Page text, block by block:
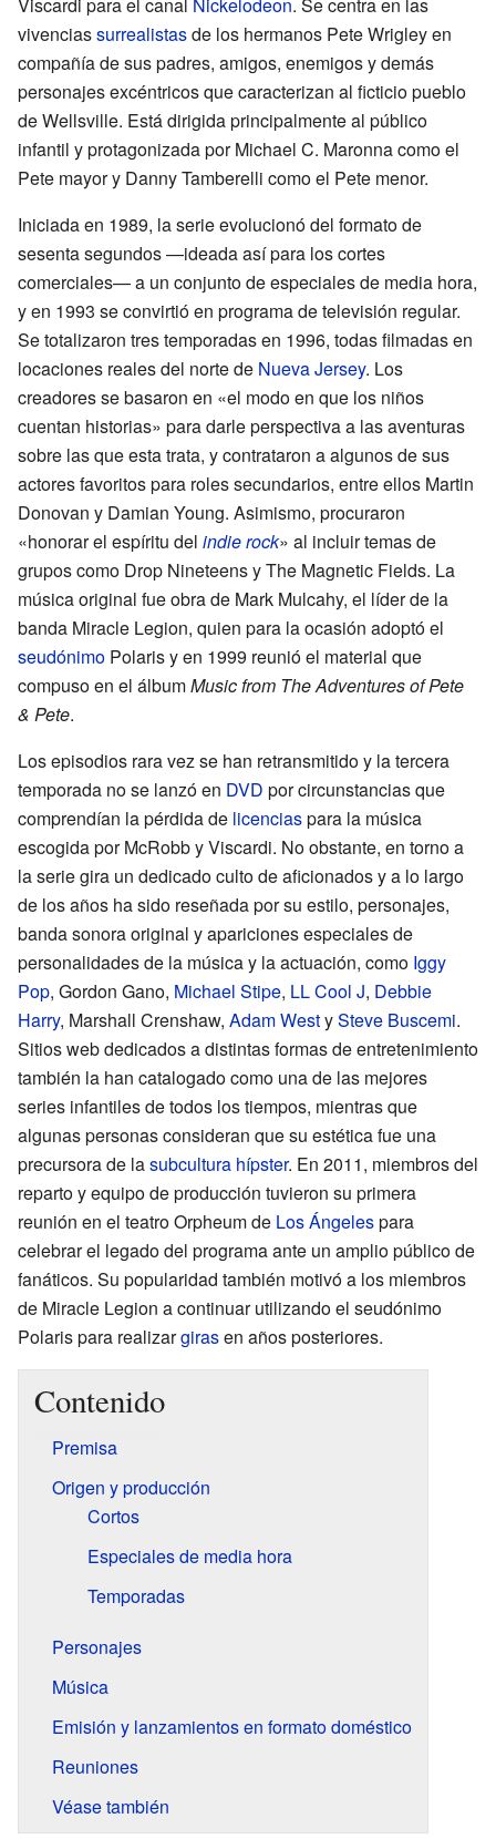
vivenciassurrealistasde los hermanos Pete Wrigley en
compañía de sus padres, amigos, enemigos y demás
personajes excéntricos que caracterizan al ficticio pueblo
de Wellsville. Está dirigida principalmente al público
infantil y protagonizada por Michael C. Maronna como el
Pete mayor y Danny Tamberelli como el Pete menor.
Iniciada en 1989, la serie evolucionó del formato de
sesenta segundos —ideada así para los cortes
comerciales— a un conjunto de especiales de media hora,
y en 1993 se convirtió en programa de televisión regular.
Se totalizaron tres temporadas en 1996, todas filmadas en
locaciones reales del norte de Nueva Jersey. Los
creadores se basaron en «el modo en que los niños
cuentan historias» para darle perspectiva a las aventuras
sobre las que esta trata, y contrataron a algunos de sus
actores favoritos para roles secundarios, entre ellos Martin
Donovan y Damian Young. Asimismo, procuraron
«honorar el espíritu del indie rock» al incluir temas de
grupos como Drop Nineteens y The Magnetic Fields. La
música original fue obra de Mark Mulcahy, el líder de la
banda Miracle Legion, quien para la ocasión adoptó el
seudónimo Polaris y en 1999 reunió el material que
compuso en el álbumMusic from The Adventures of Pete
& Pete.
Los episodios rara vez se han retransmitido y la tercera
temporada no se lanzó en DVD por circunstancias que
comprendían la pérdida de licenciaspara la música
escogida por McRobb y Viscardi. No obstante, en torno a
la serie gira un dedicado culto de aficionados y a lo largo
de los años ha sido reseñada por su estilo, personajes,
banda sonora original y apariciones especiales de
personalidades de la música y la actuación, como Iggy
Pop, Gordon Gano, Michael Stipe, LL Cool J, Debbie
Harry, Marshall Crenshaw, Adam WestySteve Buscemi.
Sitios web dedicados a distintas formas de entretenimiento
también la han catalogado como una de las mejores
series infantiles de todos los tiempos, mientras que
algunas personas consideran que su estética fue una
precursora de lasubcultura hípster. En 2011, miembros del
reparto y equipo de producción tuvieron su primera
reunión en el teatro Orpheum de Los Ángelespara
celebrar el legado del programa ante un amplio público de
fanáticos. Su popularidad también motivó a los miembros
de Miracle Legion a continuar utilizando el seudónimo
Polaris para realizargirasen años posteriores.
Contenido
Premisa
Origen y producción
Cortos
Especiales de media hora
Temporadas
Personajes
Música
Emisión y lanzamientos en formato doméstico
Reuniones
Véase también